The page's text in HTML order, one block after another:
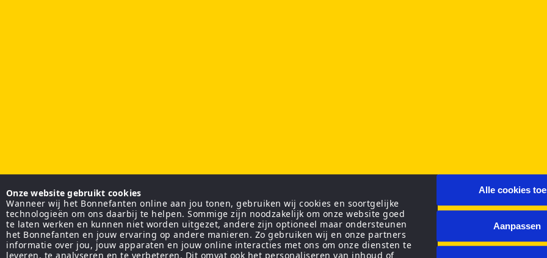
Onze website gebruikt cookies
Wanneer wij het Bonnefanten online aan jou tonen, gebruiken wij cookies en soortgelijke
technologieën om ons daarbij te helpen. Sommige zijn noodzakelijk om onze website goed
te laten werken en kunnen niet worden uitgezet, andere zijn optioneel maar ondersteunen
het Bonnefanten en jouw ervaring op andere manieren. Zo gebruiken wij en onze partners
informatie over jou, jouw apparaten en jouw online interacties met ons om onze diensten te
leveren, te analyseren en te verbeteren. Dit omvat ook het personaliseren van inhoud of
Alle cookies
Aanpassen